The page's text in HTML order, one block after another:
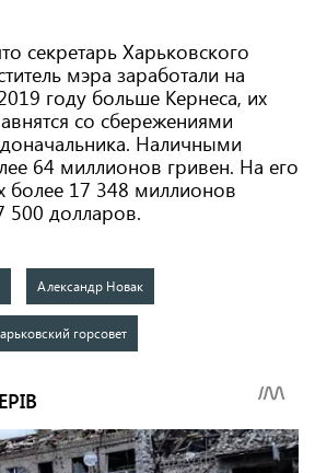
секретарь Харьковского
мэра заработали на
году больше Кернеса, их
со сбережениями
Наличными
64 миллионов гривен. На его
более 17 348 миллионов
500 долларов.
Александр Новак
горсовет